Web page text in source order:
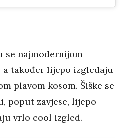
se najmodernijom
a također lijepo izgledaju
plavom kosom. Šiške se
poput zavjese, lijepo
vrlo cool izgled.